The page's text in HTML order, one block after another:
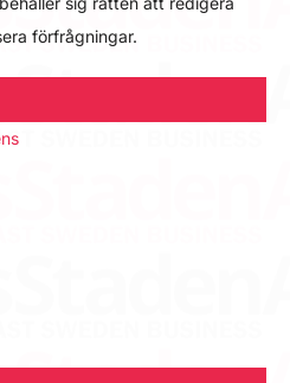
förfrågningar.